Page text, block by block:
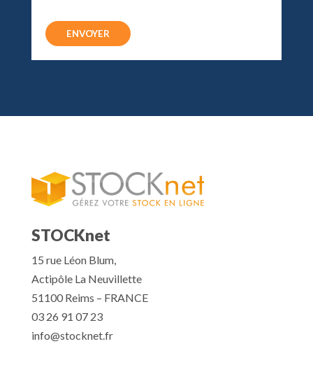
STOCKnet
15 rue Léon Blum,
Actipôle La Neuvillette
51100 Reims – FRANCE
03 26 91 07 23
info@stocknet.fr